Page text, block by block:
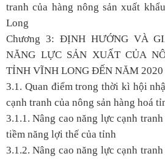
tranh của hàng nông sản xuất
Long
Chương 3: ĐỊNH HƯỚNG VÀ
NĂNG LỰC SẢN XUẤT CỦA
TỈNH VĨNH LONG ĐẾN NĂM 2020
3.1. Quan điểm trong thời kì hội
cạnh tranh của nông sản hàng hoá
3.1.1. Nâng cao năng lực cạnh
tiềm năng lợi thế của tỉnh
3.1.2. Nâng cao năng lực cạnh